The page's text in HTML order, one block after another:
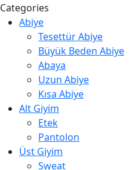
Categories
Abiye
Tesettür Abiye
Büyük Beden Abiye
Abaya
Uzun Abiye
Kısa Abiye
Alt Giyim
Etek
Pantolon
Üst Giyim
Sweat